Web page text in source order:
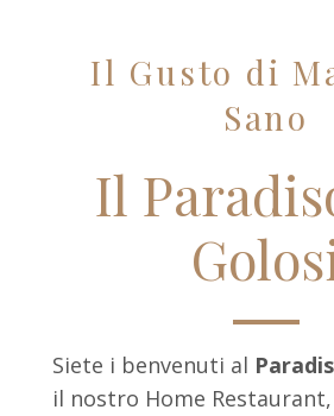
Il Gusto di
Sano
Il
Siete i benvenuti al
il nostro Home